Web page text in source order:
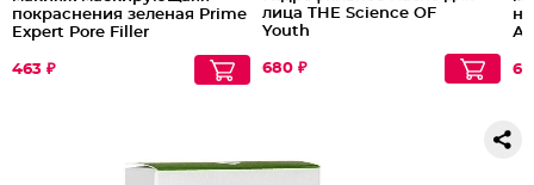
покраснения зеленая Prime
Expert Pore Filler
463 ₽
лица THE Science OF
Youth
680 ₽